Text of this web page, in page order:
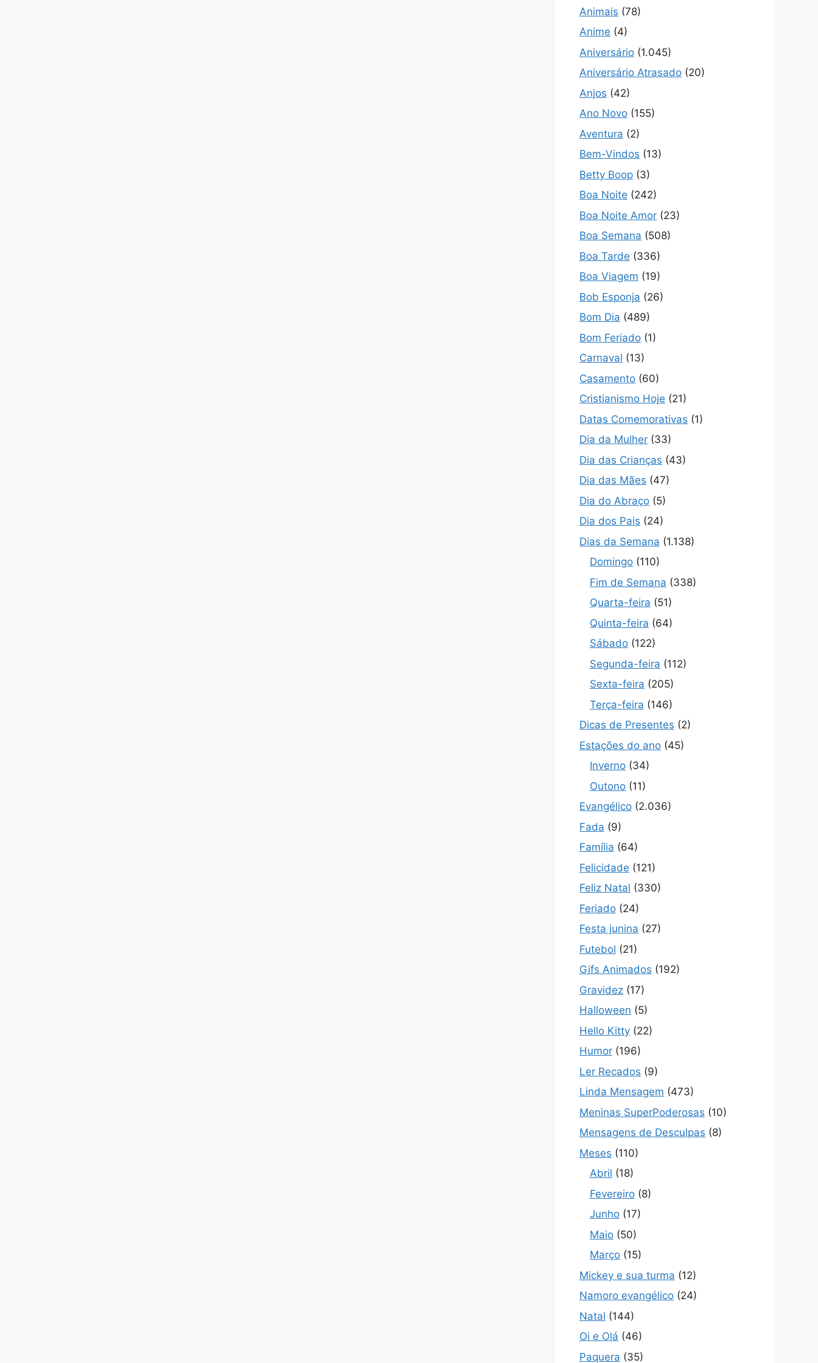
Animais (78)
Anime (4)
Aniversário (1.045)
Aniversário Atrasado (20)
Anjos (42)
Ano Novo (155)
Aventura (2)
Bem-Vindos (13)
Betty Boop (3)
Boa Noite (242)
Boa Noite Amor (23)
Boa Semana (508)
Boa Tarde (336)
Boa Viagem (19)
Bob Esponja (26)
Bom Dia (489)
Bom Feriado (1)
Carnaval (13)
Casamento (60)
Cristianismo Hoje (21)
Datas Comemorativas (1)
Dia da Mulher (33)
Dia das Crianças (43)
Dia das Mães (47)
Dia do Abraço (5)
Dia dos Pais (24)
Dias da Semana (1.138)
Domingo (110)
Fim de Semana (338)
Quarta-feira (51)
Quinta-feira (64)
Sábado (122)
Segunda-feira (112)
Sexta-feira (205)
Terça-feira (146)
Dicas de Presentes (2)
Estações do ano (45)
Inverno (34)
Outono (11)
Evangélico (2.036)
Fada (9)
Família (64)
Felicidade (121)
Feliz Natal (330)
Feriado (24)
Festa junina (27)
Futebol (21)
Gifs Animados (192)
Gravidez (17)
Halloween (5)
Hello Kitty (22)
Humor (196)
Ler Recados (9)
Linda Mensagem (473)
Meninas SuperPoderosas (10)
Mensagens de Desculpas (8)
Meses (110)
Abril (18)
Fevereiro (8)
Junho (17)
Maio (50)
Março (15)
Mickey e sua turma (12)
Namoro evangélico (24)
Natal (144)
Oi e Olá (46)
Paquera (35)